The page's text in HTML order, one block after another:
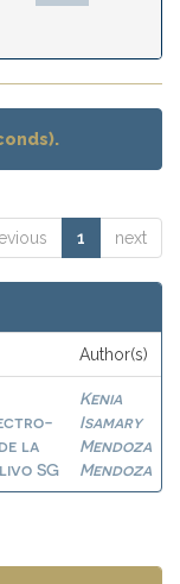
1 next
Author(s)
la
SG
Kenia
Isamary
Mendoza
Mendoza